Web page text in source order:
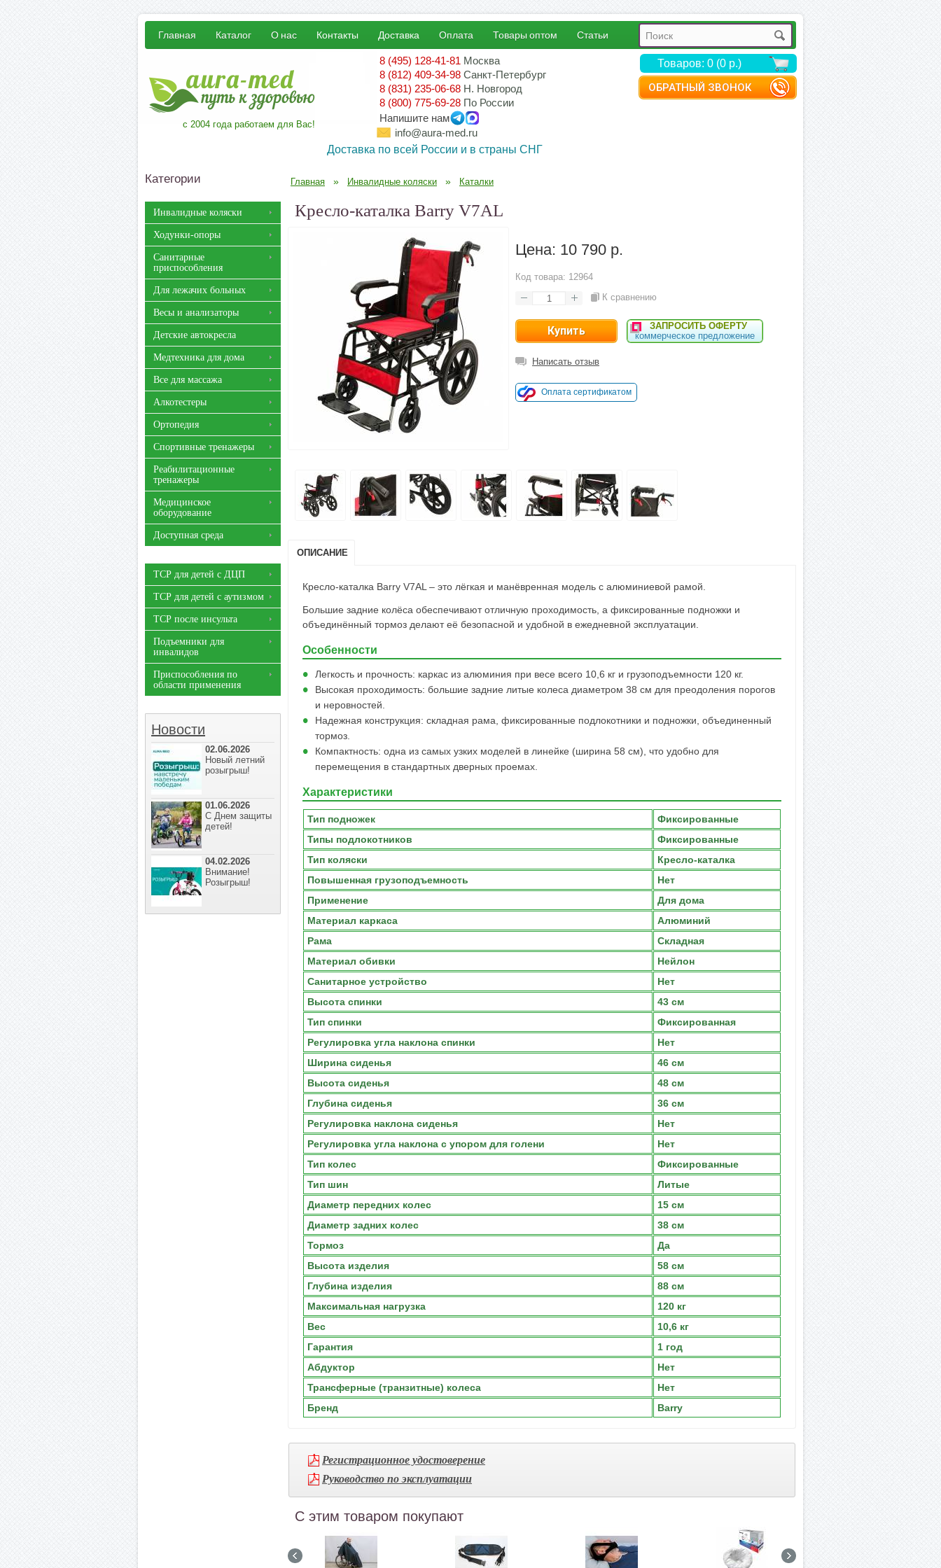
ОБРАТНЫЙ ЗВОНОК
Главная Каталог О нас Контакты Доставка Оплата Товары оптом Статьи
с 2004 года работаем для Вас!
8 (495) 128-41-81 Москва
8 (812) 409-34-98 Санкт-Петербург
8 (831) 235-06-68 Н. Новгород
8 (800) 775-69-28 По России
Напишите нам
info@aura-med.ru
Доставка по всей России и в страны СНГ
Товаров: 0 (0 р.)
Категории
Инвалидные коляски
Ходунки-опоры
Санитарные
приспособления
Для лежачих больных
Весы и анализаторы
Детские автокресла
Медтехника для дома
Все для массажа
Алкотестеры
Ортопедия
Спортивные тренажеры
Реабилитационные
тренажеры
Медицинское
оборудование
Доступная среда
ТСР для детей с ДЦП
ТСР для детей с аутизмом
ТСР после инсульта
Подъемники для
инвалидов
Приспособления по
области применения
Новости
02.06.2026
Новый летний
розыгрыш!
01.06.2026
С Днем защиты
детей!
04.02.2026
Внимание!
Розыгрыш!
Главная » Инвалидные коляски » Каталки
Кресло-каталка Barry V7AL
Цена: 10 790 р.
Код товара: 12964
К сравнению
ЗАПРОСИТЬ ОФЕРТУ
коммерческое предложение
Написать отзыв
Оплата сертификатом
ОПИСАНИЕ
Кресло-каталка Barry V7AL – это лёгкая и манёвренная модель с алюминиевой рамой.
Большие задние колёса обеспечивают отличную проходимость, а фиксированные подножки и
объединённый тормоз делают её безопасной и удобной в ежедневной эксплуатации.
Особенности
Легкость и прочность: каркас из алюминия при весе всего 10,6 кг и грузоподъемности 120 кг.
Высокая проходимость: большие задние литые колеса диаметром 38 см для преодоления порогов
и неровностей.
Надежная конструкция: складная рама, фиксированные подлокотники и подножки, объединенный
тормоз.
Компактность: одна из самых узких моделей в линейке (ширина 58 см), что удобно для
перемещения в стандартных дверных проемах.
Характеристики
Тип подножек
Фиксированные
Типы подлокотников
Фиксированные
Тип коляски
Кресло-каталка
Повышенная грузоподъемность
Нет
Применение
Для дома
Материал каркаса
Алюминий
Рама
Складная
Материал обивки
Нейлон
Санитарное устройство
Нет
Высота спинки
43 см
Тип спинки
Фиксированная
Регулировка угла наклона спинки
Нет
Ширина сиденья
46 см
Высота сиденья
48 см
Глубина сиденья
36 см
Регулировка наклона сиденья
Нет
Регулировка угла наклона с упором для голени
Нет
Тип колес
Фиксированные
Тип шин
Литые
Диаметр передних колес
15 см
Диаметр задних колес
38 см
Тормоз
Да
Высота изделия
58 см
Глубина изделия
88 см
Максимальная нагрузка
120 кг
Вес
10,6 кг
Гарантия
1 год
Абдуктор
Нет
Трансферные (транзитные) колеса
Нет
Бренд
Barry
Регистрационное удостоверение
Руководство по эксплуатации
С этим товаром покупают